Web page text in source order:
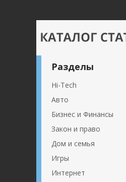
Разделы
Hi-Tech
Авто
Бизнес и Финансы
Закон и право
Дом и семья
Игры
Интернет